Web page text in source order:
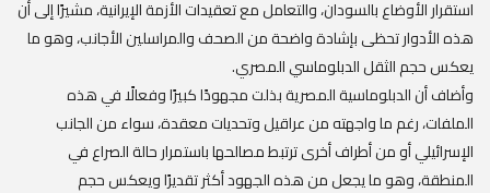
استقرار الأوضاع بالسودان، والتعامل مع تعقيدات الأزمة الإيرانية، مشيرًا إلى أن
هذه الأدوار تحظى بإشادة واضحة من الصحف والمراسلين الأجانب، وهو ما
يعكس حجم الثقل الدبلوماسي المصري.
وأضاف أن الدبلوماسية المصرية بذلت مجهودًا كبيرًا وفعالًا في هذه
الملفات، رغم ما واجهته من عراقيل وتحديات معقدة، سواء من الجانب
الإسرائيلي أو من أطراف أخرى ترتبط مصالحها باستمرار حالة الصراع في
المنطقة، وهو ما يجعل من هذه الجهود أكثر تقديرًا ويعكس حجم